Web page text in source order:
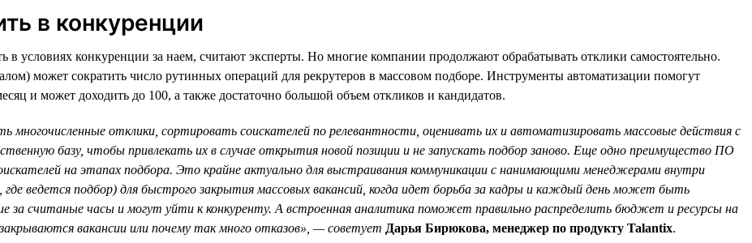
в конкуренции
условиях конкуренции за наем, считают эксперты. Но многие компании продолжают обрабатывать отклики самостоятельно.
может сократить число рутинных операций для рекрутеров в массовом подборе. Инструменты автоматизации помогут
и может доходить до 100, а также достаточно большой объем откликов и кандидатов.
многочисленные отклики, сортировать соискателей по релевантности, оценивать их и автоматизировать массовые действия с
базу, чтобы привлекать их в случае открытия новой позиции и не запускать подбор заново. Еще одно преимущество ПО
на этапах подбора. Это крайне актуально для выстраивания коммуникации с нанимающими менеджерами внутри
где ведется подбор) для быстрого закрытия массовых вакансий, когда идет борьба за кадры и каждый день может быть
считаные часы и могут уйти к конкуренту. А встроенная аналитика поможет правильно распределить бюджет и ресурсы на
вакансии или почему так много отказов», — советует Дарья Бирюкова, менеджер по продукту Talantix.